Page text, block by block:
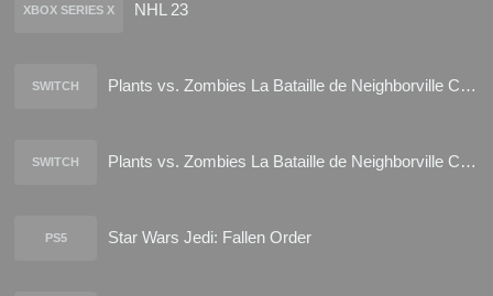
XBOX SERIES X NHL 23
SWITCH Plants vs. Zombies La Bataille de Neighborville Complete Edition
SWITCH Plants vs. Zombies La Bataille de Neighborville Complete Edition
PS5 Star Wars Jedi: Fallen Order